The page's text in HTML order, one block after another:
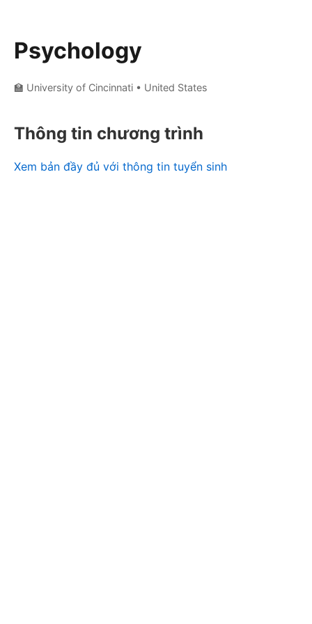
Psychology
🏫 University of Cincinnati • United States
Thông tin chương trình
Xem bản đầy đủ với thông tin tuyển sinh